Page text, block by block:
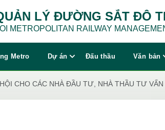
LÝ ĐƯỜNG SẮT ĐÔ
METROPOLITAN RAILWAY
Metro Dự án Đấu thầu Văn bản
CHO CÁC NHÀ ĐẦU TƯ, NHÀ THẦU TƯ